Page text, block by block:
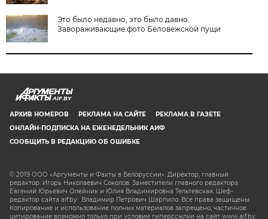
Это было недавно, это было давно.
Завораживающие фото Беловежской пущи
AIF.BY
АРХИВ НОМЕРОВ РЕКЛАМА НА САЙТЕ
РЕКЛАМА В ГАЗЕТЕ
ОНЛАЙН-ПОДПИСКА НА ЕЖЕНЕДЕЛЬНИК АИФ
СООБЩИТЬ В РЕДАКЦИЮ ОБ ОШИБКЕ
© 2019 ООО «Аргументы и Факты в Белоруссии». Директор, главный
редактор: Игорь Николаевич Соколов. Заместители главного редактора:
Евгений Юрьевич Олейник и Юлия Владимировна Тельтевская. Шеф-
редактор сайта aif.by: Владимир Петрович Шарпило. Все права защищены.
Копирование и использование полных материалов запрещено, частичное
цитирование возможно только при условии гиперссылки на сайт www.aif.by.